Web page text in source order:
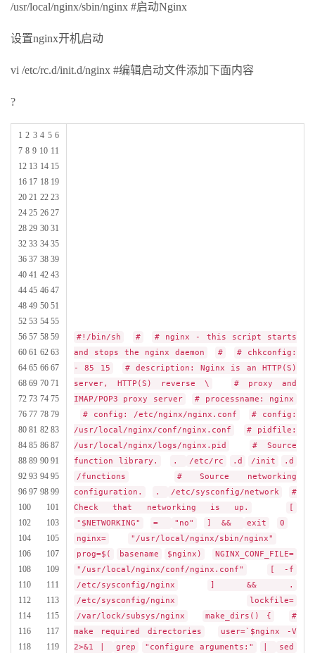
/usr/local/nginx/sbin/nginx #启动Nginx
设置nginx开机启动
vi /etc/rc.d/init.d/nginx #编辑启动文件添加下面内容
?
1 2 3 4 5 6
7 8 9 10 11
12 13 14 15
16 17 18 19
20 21 22 23
24 25 26 27
28 29 30 31
32 33 34 35
36 37 38 39
40 41 42 43
44 45 46 47
48 49 50 51
52 53 54 55
56 57 58 59
60 61 62 63
64 65 66 67
68 69 70 71
72 73 74 75
76 77 78 79
80 81 82 83
84 85 86 87
88 89 90 91
92 93 94 95
96 97 98 99
100 101
102 103
104 105
106 107
108 109
110 111
112 113
114 115
116 117
118 119
#!/bin/sh #
# nginx - this script starts
and stops the nginx daemon
#
# chkconfig:
- 85 15
# description: Nginx is an HTTP(S)
server, HTTP(S) reverse \
# proxy and
IMAP/POP3 proxy server
# processname: nginx
# config: /etc/nginx/nginx.conf
# config:
/usr/local/nginx/conf/nginx.conf
# pidfile:
/usr/local/nginx/logs/nginx.pid
# Source
function library.
. /etc/rc .d /init
.d
/functions
# Source networking
configuration.
. /etc/sysconfig/network
#
Check that networking is up.
"$NETWORKING"
= "no" ] && exit
0
nginx=
"/usr/local/nginx/sbin/nginx"
prog=$(
basename $nginx)
NGINX_CONF_FILE=
"/usr/local/nginx/conf/nginx.conf"
[ -f
/etc/sysconfig/nginx
] && .
/etc/sysconfig/nginx
lockfile=
/var/lock/subsys/nginx
make_dirs() {
#
make required directories
user=`$nginx -V
2>&1 |
grep "configure arguments:"
sed